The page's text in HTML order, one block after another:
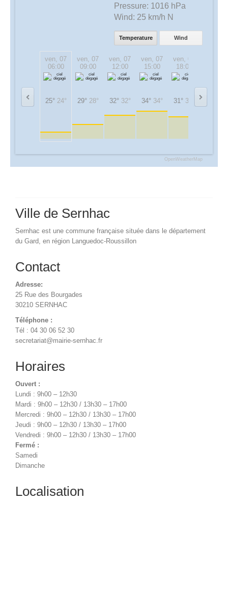
Pressure: 1016 hPa
Wind: 25 km/h N
Temperature Wind
ven, 07
06:00
25° 24°
ven, 07
09:00
29° 28°
ven, 07
12:00
32° 32°
ven, 07
15:00
34° 34°
ven, 07
18:00
31° 31°
OpenWeatherMap
Ville de Sernhac
Sernhac est une commune française située dans le département
du Gard, en région Languedoc-Roussillon
Contact
Adresse:
25 Rue des Bourgades
30210 SERNHAC
Téléphone :
Tél : 04 30 06 52 30
secretariat@mairie-sernhac.fr
Horaires
Ouvert :
Lundi : 9h00 – 12h30
Mardi : 9h00 – 12h30 / 13h30 – 17h00
Mercredi : 9h00 – 12h30 / 13h30 – 17h00
Jeudi : 9h00 – 12h30 / 13h30 – 17h00
Vendredi : 9h00 – 12h30 / 13h30 – 17h00
Fermé :
Samedi
Dimanche
Localisation